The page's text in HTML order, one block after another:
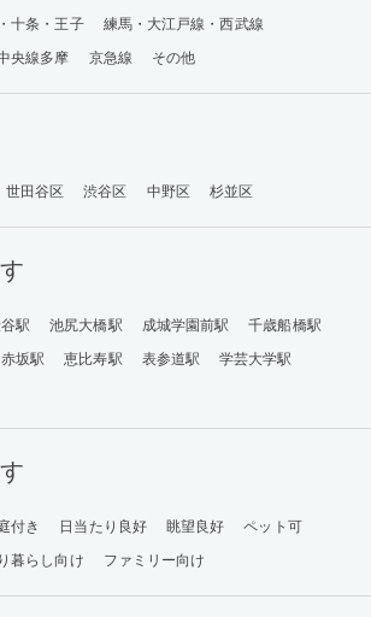
十条・王子
練馬・大江戸線・西武線
央線多摩 京急線 その他
世田谷区 渋谷区 中野区 杉並区
駅 池尻大橋駅 成城学園前駅
千歳船橋駅
赤坂駅 恵比寿駅 表参道駅
学芸大学駅
付き 日当たり良好 眺望良好
ペット可
暮らし向け ファミリー向け